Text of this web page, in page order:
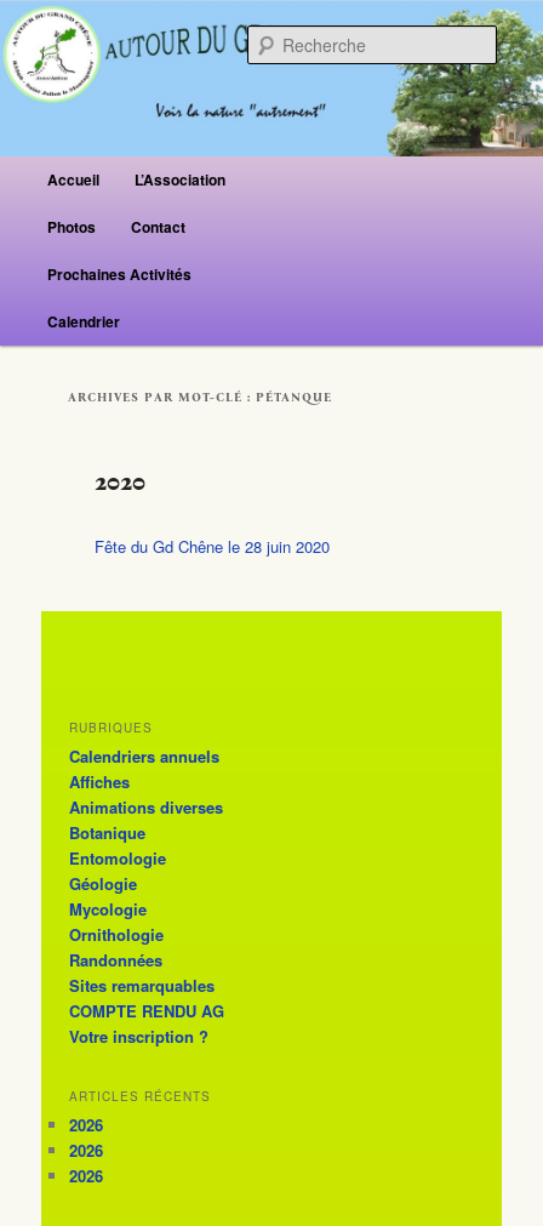
Menu principal
Aller au contenu principal
Aller au contenu secondaire
Accueil L’Association
Photos Contact
Prochaines Activités
Calendrier
ARCHIVES PAR MOT-CLÉ :PÉTANQUE
2020
Fête du Gd Chêne le 28 juin 2020
RUBRIQUES
Calendriers annuels
Affiches
Animations diverses
Botanique
Entomologie
Géologie
Mycologie
Ornithologie
Randonnées
Sites remarquables
COMPTE RENDU AG
Votre inscription ?
ARTICLES RÉCENTS
2026
2026
2026